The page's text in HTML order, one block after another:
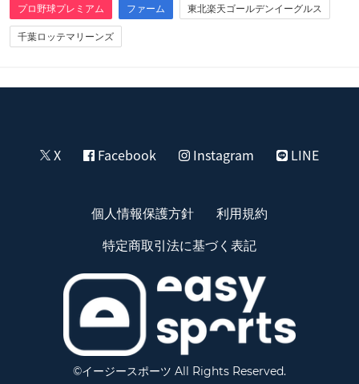
プロ野球プレミアム ファーム
東北楽天ゴールデンイーグルス
千葉ロッテマリーンズ
X Facebook Instagram LINE
個人情報保護方針
利用規約
特定商取引法に基づく表記
©イージースポーツ All Rights Reserved.